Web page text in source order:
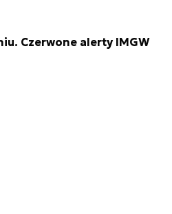
Czerwone alerty IMGW